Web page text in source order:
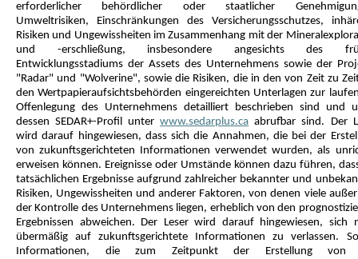
erforderlicher behördlicher oder staatlicher
Umweltrisiken, Einschränkungen des Versicherungsschutzes,
Risiken und Ungewissheiten im Zusammenhang mit der
und -erschließung, insbesondere angesichts des
Entwicklungsstadiums der Assets des Unternehmens sowie der
"Radar" und "Wolverine", sowie die Risiken, die in den von Zeit zu
den Wertpapieraufsichtsbehörden eingereichten Unterlagen zur
Offenlegung des Unternehmens detailliert beschrieben sind und
dessen SEDAR+-Profil unterwww.sedarplus.ca abrufbar sind. Der
wird darauf hingewiesen, dass sich die Annahmen, die bei der
von zukunftsgerichteten Informationen verwendet wurden, als
erweisen können. Ereignisse oder Umstände können dazu führen,
tatsächlichen Ergebnisse aufgrund zahlreicher bekannter und
Risiken, Ungewissheiten und anderer Faktoren, von denen viele
der Kontrolle des Unternehmens liegen, erheblich von den
Ergebnissen abweichen. Der Leser wird darauf hingewiesen, sich
übermäßig auf zukunftsgerichtete Informationen zu verlassen.
Informationen, die zum Zeitpunkt der Erstellung von